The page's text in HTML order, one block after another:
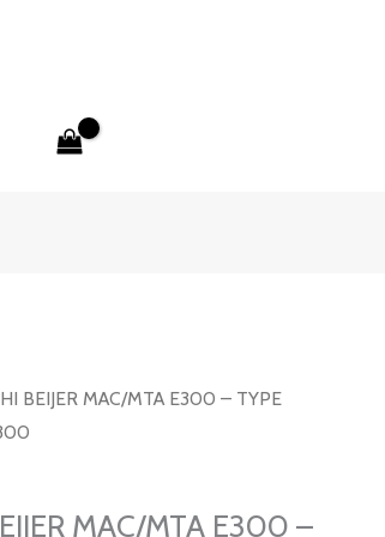
BEIJER MAC/MTA E300 – TYPE
MAC/MTA E300 –